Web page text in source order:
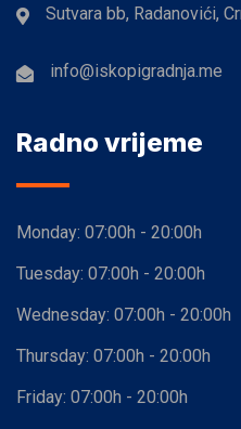
Sutvara bb, Radanovići,
info@iskopigradnja.me
Radno vrijeme
Monday: 07:00h - 20:00h
Tuesday: 07:00h - 20:00h
Wednesday: 07:00h - 20:00h
Thursday: 07:00h - 20:00h
Friday: 07:00h - 20:00h